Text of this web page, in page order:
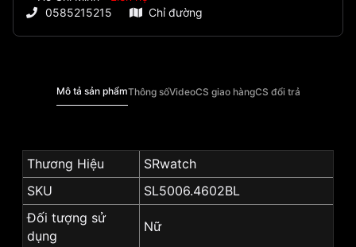
0585215215
Chỉ đường
Mô tả sản phẩmThông sốVideoCS giao hàngCS đổi trả
Thương Hiệu
SRwatch
SKU
SL5006.4602BL
Đối tượng sử
dụng
Nữ